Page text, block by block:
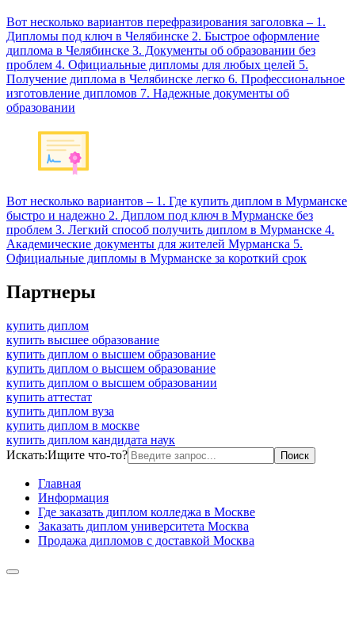
Вот несколько вариантов перефразирования заголовка – 1.
Дипломы под ключ в Челябинске 2. Быстрое оформление
диплома в Челябинске 3. Документы об образовании без
проблем 4. Официальные дипломы для любых целей 5.
Получение диплома в Челябинске легко 6. Профессиональное
изготовление дипломов 7. Надежные документы об
образовании
Вот несколько вариантов – 1. Где купить диплом в Мурманске
быстро и надежно 2. Диплом под ключ в Мурманске без
проблем 3. Легкий способ получить диплом в Мурманске 4.
Академические документы для жителей Мурманска 5.
Официальные дипломы в Мурманске за короткий срок
Партнеры
купить диплом
купить высшее образование
купить диплом о высшем образование
купить диплом о высшем образование
купить диплом о высшем образовании
купить аттестат
купить диплом вуза
купить диплом в москве
купить диплом кандидата наук
Искать:Ищите что-то?
Главная
Информация
Где заказать диплом колледжа в Москве
Заказать диплом университета Москва
Продажа дипломов с доставкой Москва